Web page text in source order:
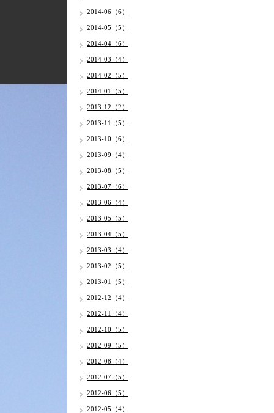
2014-06（6）
2014-05（5）
2014-04（6）
2014-03（4）
2014-02（5）
2014-01（5）
2013-12（2）
2013-11（5）
2013-10（6）
2013-09（4）
2013-08（5）
2013-07（6）
2013-06（4）
2013-05（5）
2013-04（5）
2013-03（4）
2013-02（5）
2013-01（5）
2012-12（4）
2012-11（4）
2012-10（5）
2012-09（5）
2012-08（4）
2012-07（5）
2012-06（5）
2012-05（4）